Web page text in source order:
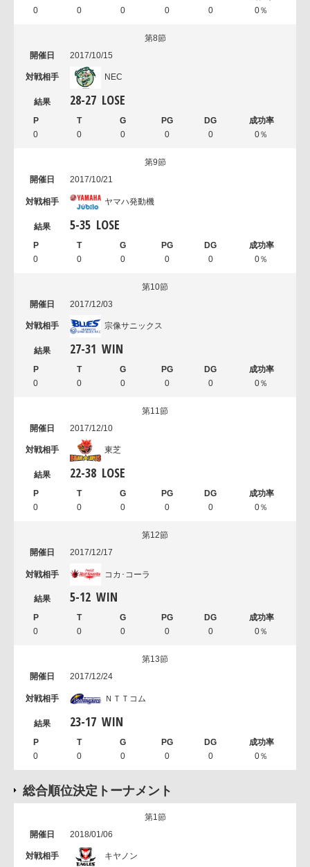
0 0 0 0 0 0％
第8節
2017/10/15
NEC
28-27 LOSE
0 0 0 0 0 0％
第9節
2017/10/21
ヤマハ発動機
5-35 LOSE
0 0 0 0 0 0％
第10節
2017/12/03
宗像サニックス
27-31 WIN
0 0 0 0 0 0％
第11節
2017/12/10
東芝
22-38 LOSE
0 0 0 0 0 0％
第12節
2017/12/17
コカ･コーラ
5-12 WIN
0 0 0 0 0 0％
第13節
2017/12/24
ＮＴＴコム
23-17 WIN
0 0 0 0 0 0％
総合順位決定トーナメント
第1節
2018/01/06
キヤノン